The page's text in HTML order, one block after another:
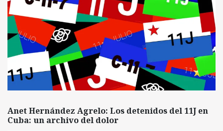
Anet Hernández Agrelo: Los detenidos del 11J en
Cuba: un archivo del dolor